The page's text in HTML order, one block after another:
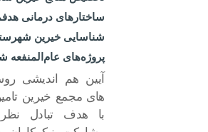
ساختارهای درمانی
شناسایی خیرین
پروژه‌های
آیین هم اندیشی
های مجمع خیرین
با هدف تبادل